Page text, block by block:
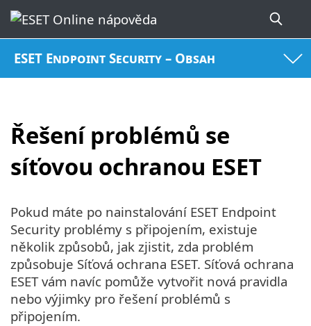
ESET Endpoint Security – Obsah
Řešení problémů se
síťovou ochranou ESET
Pokud máte po nainstalování ESET Endpoint
Security problémy s připojením, existuje
několik způsobů, jak zjistit, zda problém
způsobuje Síťová ochrana ESET. Síťová ochrana
ESET vám navíc pomůže vytvořit nová pravidla
nebo výjimky pro řešení problémů s
připojením.